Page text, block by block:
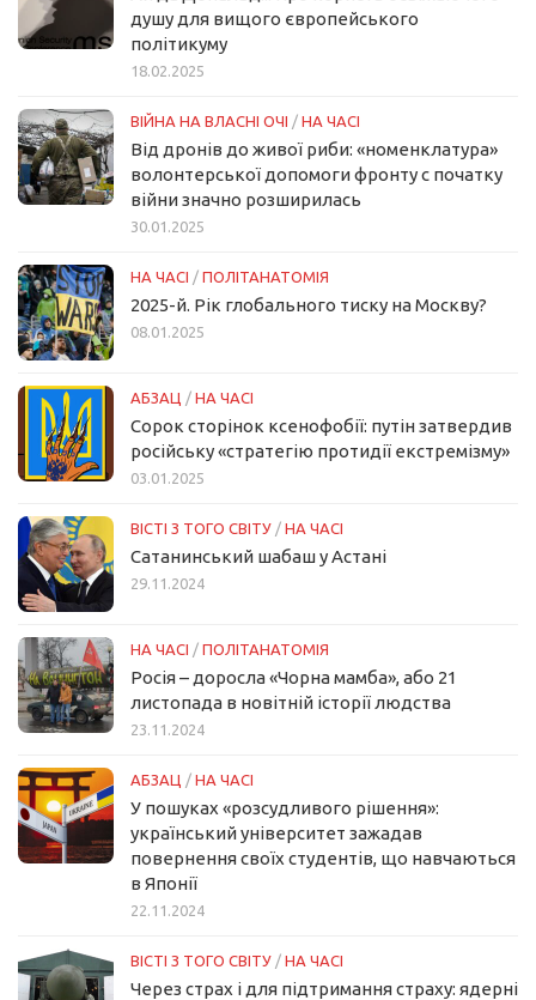
душу для вищого європейського
політикуму
18.02.2025
ВІЙНА НА ВЛАСНІ ОЧІ / НА ЧАСІ
Від дронів до живої риби: «номенклатура»
волонтерської допомоги фронту с початку
війни значно розширилась
30.01.2025
НА ЧАСІ / ПОЛІТАНАТОМІЯ
2025-й. Рік глобального тиску на Москву?
08.01.2025
АБЗАЦ / НА ЧАСІ
Сорок сторінок ксенофобії: путін затвердив
російську «стратегію протидії екстремізму»
03.01.2025
ВІСТІ З ТОГО СВІТУ / НА ЧАСІ
Сатанинський шабаш у Астані
29.11.2024
НА ЧАСІ / ПОЛІТАНАТОМІЯ
Росія – доросла «Чорна мамба», або 21
листопада в новітній історії людства
23.11.2024
АБЗАЦ / НА ЧАСІ
У пошуках «розсудливого рішення»:
український університет зажадав
повернення своїх студентів, що навчаються
в Японії
22.11.2024
ВІСТІ З ТОГО СВІТУ / НА ЧАСІ
Через страх і для підтримання страху: ядерні